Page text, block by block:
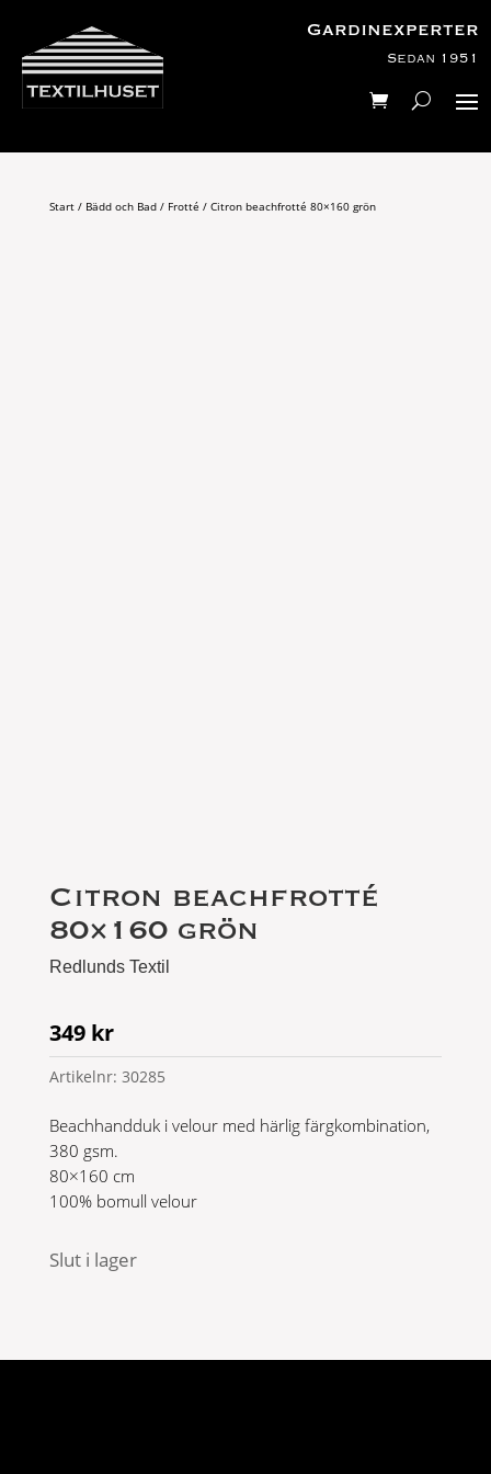
Gardinexperter
Sedan 1951
Start/ Bädd och Bad/ Frotté / Citron beachfrotté 80×160 grön
Citron beachfrotté
80×160 grön
Redlunds Textil
349 kr
Artikelnr: 30285
Beachhandduk i velour med härlig färgkombination,
380 gsm.
80×160 cm
100% bomull velour
Slut i lager